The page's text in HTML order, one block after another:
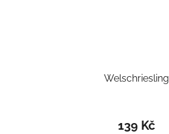
Welschriesling
139 Kč